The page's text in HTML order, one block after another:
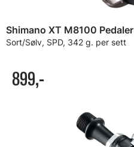
Shimano XT M8100 Pedaler
Sort/Sølv, SPD, 342 g. per sett
899,-